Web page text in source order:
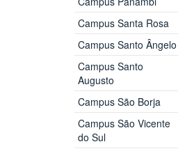
Campus Santa Rosa
Campus Santo Ângelo
Campus Santo
Augusto
Campus São Borja
Campus São Vicente
do Sul